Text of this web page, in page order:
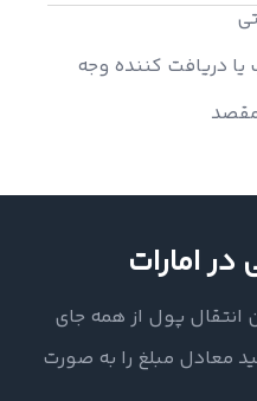
دریافت کننده وجه
در امارات
پول از همه جای
معادل مبلغ را به صورت